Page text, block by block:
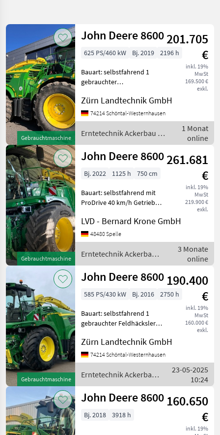
Kategorie 5 Land Filter
AKTUELLER
PFAD
Landtechnik
Erntetechnik
Ackerbau
Feldhaecksler
John
Deere
8600
KATEGORIE
WÄHLEN
John Deere
Claas
Krone
New Holland
Kemper
Pöttinger
Alle 19
anzeigen
MODELL
8600
MARKTPLATZ
Zurücksetzen
Ergebnisse
anzeigen
Gebrauchtmaschine
John Deere 8600201.705
€
inkl. 19%
MwSt
169.500 €
exkl.
625 PS/460 kW Bj. 2019 2196 h
Bauart: selbstfahrend 1
gebrauchter
Feldhäcksler John Deere
8600 Baujahr 2019,
Erfassungsnummer: 143583
Seriennummer:
Motor-,
Zürn Landtechnik GmbH
74214 Schöntal-Westernhausen
Erntetechnik Ackerbau /
John Deere
1 Monat
online
Gebrauchtmaschine
John Deere 8600261.681
€
inkl. 19%
MwSt
219.900 €
exkl.
Bj. 2022 1125 h 750 cm
Bauart: selbstfahrend mit
ProDrive 40 km/h Getriebe,
Vorbereitung
Masseflusssensor,
HarvestLab-Vorbereitung,
Lenksystem-Vorbereitung,
LVD - Bernard Krone GmbH
48480 Spelle
Erntetechnik Ackerbau /
John Deere
3 Monate
online
Gebrauchtmaschine
John Deere 8600 190.400
€
inkl. 19%
MwSt
160.000 €
exkl.
585 PS/430 kW Bj. 2016 2750 h
Bauart: selbstfahrend 1
gebrauchter Feldhäcksler
2016, Erfassungsnummer:
163663 Seriennummer:
1Z08600YTGR516109 2750
Motor-, und 1482 Trommel
Zürn Landtechnik GmbH
74214 Schöntal-Westernhausen
Erntetechnik Ackerbau /
John Deere
23-05-2025
10:24
John Deere 8600 160.650
€
inkl. 19%
Bj. 2018 3918 h